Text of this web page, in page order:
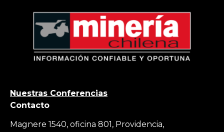
Nuestras Conferencias
Contacto
Magnere 1540, oficina 801, Providencia,